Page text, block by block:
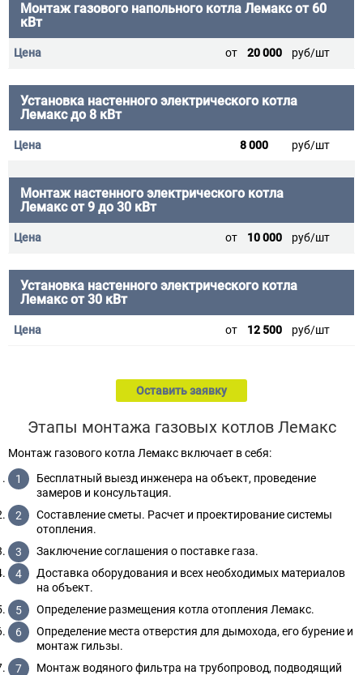
Монтаж газового напольного котла Лемакс от 60
кВт
от 20 000 руб/шт
Установка настенного электрического котла
Лемакс до 8 кВт
8 000 руб/шт
Монтаж настенного электрического котла
Лемакс от 9 до 30 кВт
от 10 000 руб/шт
Установка настенного электрического котла
Лемакс от 30 кВт
от 12 500 руб/шт
Оставить заявку
Этапы монтажа газовых котлов Лемакс
Монтаж газового котла Лемакс включает в себя:
Бесплатный выезд инженера на объект, проведение
замеров и консультация.
Составление сметы. Расчет и проектирование системы
отопления.
Заключение соглашения о поставке газа.
Доставка оборудования и всех необходимых материалов
на объект.
Определение размещения котла отопления Лемакс.
Определение места отверстия для дымохода, его бурение и
монтаж гильзы.
Монтаж водяного фильтра на трубопровод, подводящий